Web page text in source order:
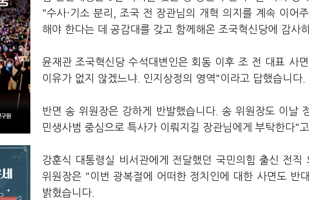
"수사·기소 분리, 조국 전 장관님의 개혁 의지를 계속 이어
해야 한다는 데 공감대를 갖고 함께해온 조국혁신당에 감사
윤재관 조국혁신당 수석대변인은 회동 이후 조 전 대표 사
이유가 없지 않겠느냐. 인지상정의 영역"이라고 답했습니다.
반면 송 위원장은 강하게 반발했습니다. 송 위원장도 이날
민생사범 중심으로 특사가 이뤄지길 장관님에게 부탁한다"
강훈식 대통령실 비서관에게 전달했던 국민의힘 출신 전
위원장은 "이번 광복절에 어떠한 정치인에 대한 사면도 반
밝혔습니다.